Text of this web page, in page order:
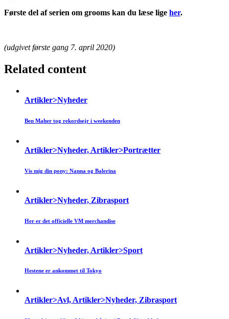
Første del af serien om grooms kan du læse lige her.
(udgivet første gang 7. april 2020)
Related content
Artikler>Nyheder
Ben Maher tog rekordsejr i weekenden
Artikler>Nyheder, Artikler>Portrætter
Vis mig din pony: Nanna og Balerina
Artikler>Nyheder, Zibrasport
Her er det officielle VM merchandise
Artikler>Nyheder, Artikler>Sport
Hestene er ankommet til Tokyo
Artikler>Avl, Artikler>Nyheder, Zibrasport